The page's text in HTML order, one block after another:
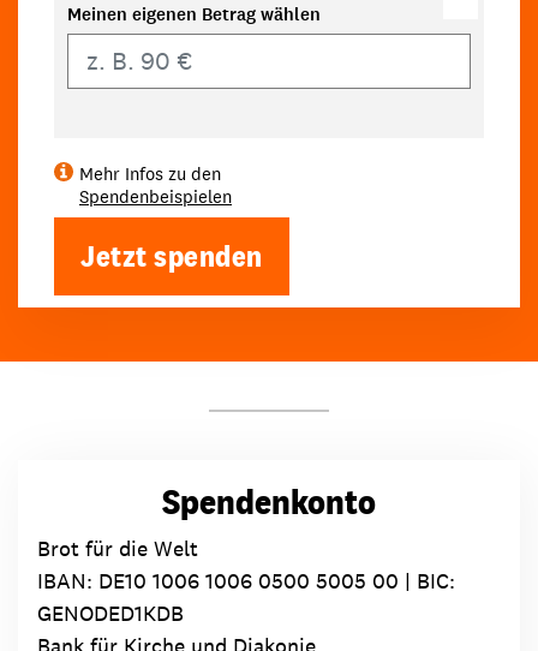
Meinen eigenen Betrag wählen
Mehr Infos zu den
Spendenbeispielen
Jetzt spenden
Spendenkonto
Brot für die Welt
IBAN: DE10 1006 1006 0500 5005 00 | BIC:
GENODED1KDB